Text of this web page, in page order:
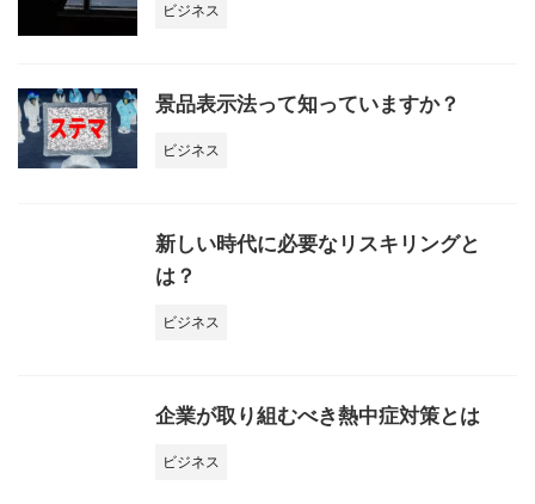
ビジネス
景品表示法って知っていますか？
ビジネス
新しい時代に必要なリスキリングと
は？
ビジネス
企業が取り組むべき熱中症対策とは
ビジネス